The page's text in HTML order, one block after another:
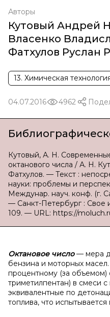
Авторы
Кутовый Андрей
Власенко
Фатхулов Руслан
13. Химическая
04.07.2016 4962
Кутовый, А. Н.
октанового числа / А. Н.
Фатхулов. — Текст :
науки: проблемы и
Междунар. науч. конф. (г.
— Санкт-Петербург : Свое
109. — URL: https://
Октановое число— мера
бензина и моторных масел.
процентному (за объемом)
триметилпентан) в смеси
эквивалентные по
топлива, что